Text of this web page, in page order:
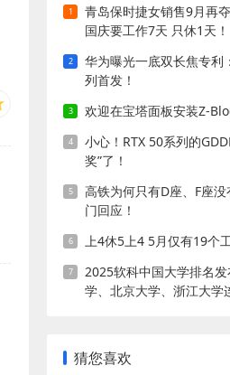
青岛保时捷女销售9月再
国庆要工作7天 只休1天！
华为曝光一底双长焦专利
列首发！
欢迎在宝塔面板安装Z-
小心！RTX 50系列的
奖”了！
高铁为何只有D座、F座没
门回应！
上4休5上4 5月仅有19个
2025软科中国大学排名
学、北京大学、浙江大学
猜您喜欢